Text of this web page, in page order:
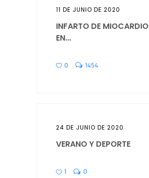
11 DE JUNIO DE 2020
INFARTO DE MIOCARDIO
EN...
0 1454
24 DE JUNIO DE 2020
VERANO Y DEPORTE
1 0